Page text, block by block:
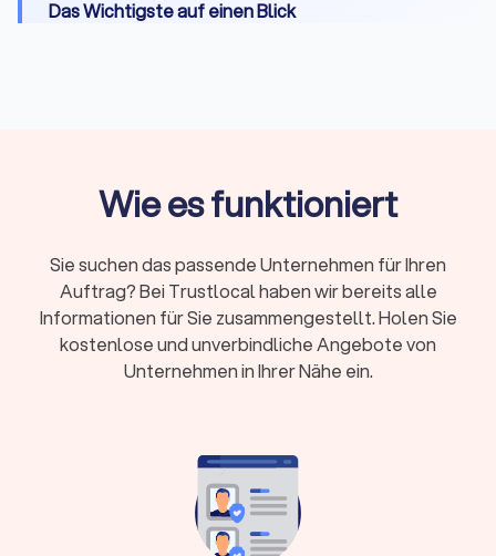
Das Wichtigste auf einen Blick
Fotos mehr zulässig
abhängig von Erfahrung und Spezialisierung
Lieferzeit:Passbilder sofort, Bewerbungsfotos
2-3 Tage, Porträts 1-2 Wochen, Hochzeiten 4-8
Wochen
Nutzungsrechte:Private Nutzung meist inklusive,
Wann brauche ich einen professionellen
Wie es funktioniert
Sie suchen das passende Unternehmen für Ihren
Auftrag? Bei Trustlocal haben wir bereits alle
Informationen für Sie zusammengestellt. Holen Sie
kostenlose und unverbindliche Angebote von
Unternehmen in Ihrer Nähe ein.